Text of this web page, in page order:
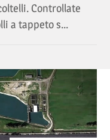
Controllate
a tappeto s...